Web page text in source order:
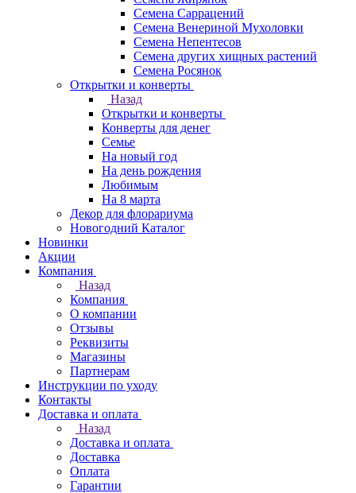
Семена Саррацений
Семена Венериной Мухоловки
Семена Непентесов
Семена других хищных растений
Семена Росянок
Открытки и конверты
Назад
Открытки и конверты
Конверты для денег
Семье
На новый год
На день рождения
Любимым
На 8 марта
Декор для флорариума
Новогодний Каталог
Новинки
Акции
Компания
Назад
Компания
О компании
Отзывы
Реквизиты
Магазины
Партнерам
Инструкции по уходу
Контакты
Доставка и оплата
Назад
Доставка и оплата
Доставка
Оплата
Гарантии